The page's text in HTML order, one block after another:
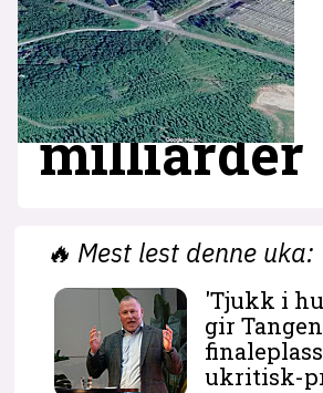
milliarder
🔥 Mest lest denne uka:
'Tjukk i
gir Tangen
ukritisk-